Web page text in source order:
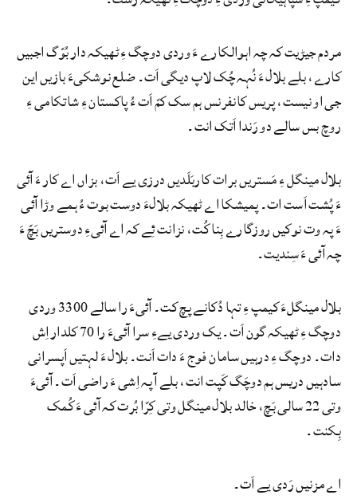
مردم جیڑیت کہ چہ اہوالکارے ءَ وردی دوچگ ءِ ٹھیکہ دار بُوّگ اجبیں
کارے، بلے بلال ءَ نُہہ چُک لاپ دیگی اَت۔ ضلع نوشکیءَ بازیں این
جی او نیست، پریس کانفرنس ہم سک کمّ اَت ءُ پاکستان ءِ شاتکامی ءِ
روچ بس سالے دو رَندا اَتک انت۔
بلال مینگل ءِ مَستریں برات کاربَلَدیں درزی یے اَت، بزاں اے کار ءَ آئی
ءَ پُشت اَست ات۔ پمیشکا اے ٹھیکہ بلالءَ دوست بوت ءُ ہمے وڑا آئی
ءَ پہ وت نوکیں روزگارے بِنا کُت، نزانت ئِے کہ اے آئیءِ دوستریں بَچّ ءَ
چہ آئی ءَ سِندیت۔
بلال مینگلءَ کیمپ ءِ تہا دُکانے پچ کت۔ آئیءَ را سالے 3300 وردی
دوچگ ءِ ٹھیکہ گون اَت۔ یک وردی یےءِ سرا آئیءَ را 70 کلدار اِش
دات۔ دوچگ ءِ درہیں سامان فوج ءَ دات اَنت۔ بلال ءَ لہتیں اَپسرانی
سادہیں دریس ہم دوچَگ کَپت انت، بلے آ پہ اِشی ءَ راضی اَت۔ آئیءَ
وتی 22 سالی بَچ، خالد بلال مینگل وتی کِرّا بُرت کہ آئی ءَ کُمک
بِکنت۔
اے مزنیں رَدی یے اَت۔